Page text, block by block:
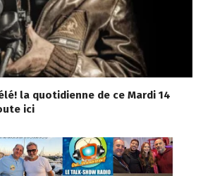
la quotidienne de ce Mardi 14
ici